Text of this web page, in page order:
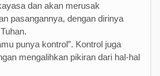
dan akan merusak
pasangannya, dengan dirinya
punya kontrol”. Kontrol juga
mengalihkan pikiran dari hal-hal